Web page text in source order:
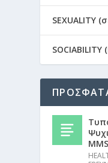
SEXUALITY